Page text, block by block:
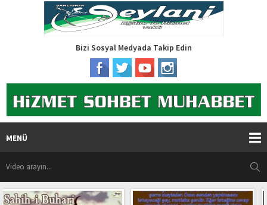
Bizi Sosyal Medyada Takip Edin
MENÜ